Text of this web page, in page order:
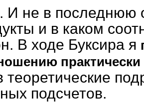
И не в последнюю
и в каком
В ходе Буксира я
практически
теоретические
подсчетов.